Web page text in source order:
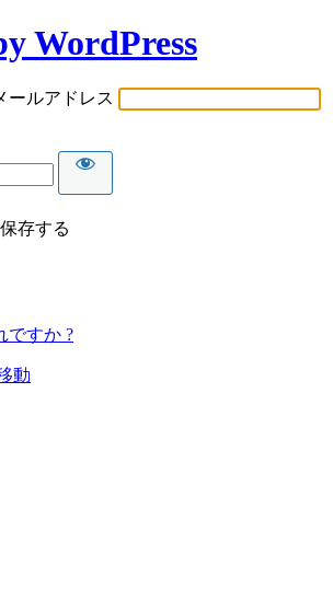
WordPress
ールアドレス
存する
ですか ?
動